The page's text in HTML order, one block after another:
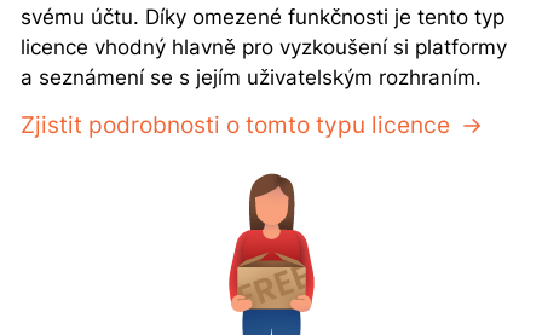
svému účtu. Díky omezené funkčnosti je tento typ
licence vhodný hlavně pro vyzkoušení si platformy
a seznámení se s jejím uživatelským rozhraním.
Zjistit podrobnosti o tomto typu licence